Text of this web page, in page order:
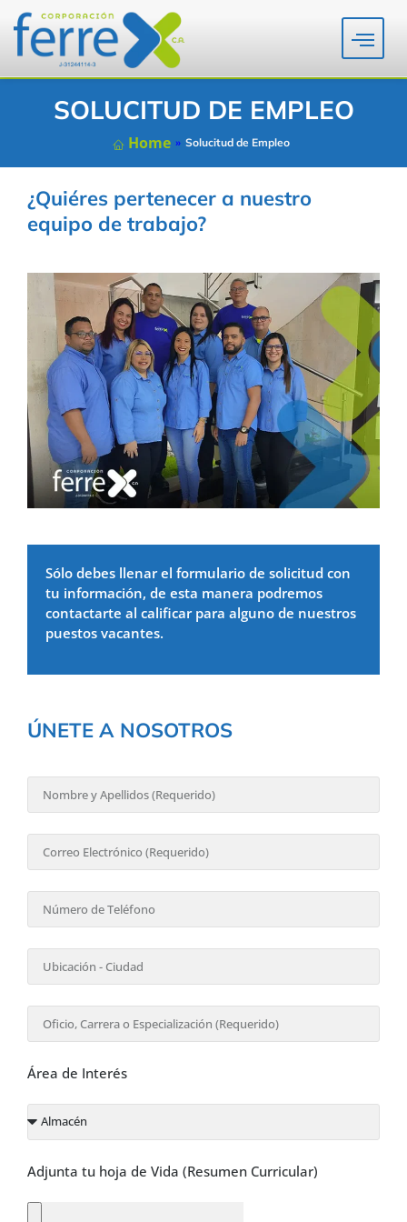
SOLUCITUD DE EMPLEO
Home » Solucitud de Empleo
ÚNETE A NOSOTROS
Área de Interés
Adjunta tu hoja de Vida (Resumen Curricular)
¿Quiéres pertenecer a nuestro
equipo de trabajo?
Sólo debes llenar el formulario de solicitud con
tu información, de esta manera podremos
contactarte al calificar para alguno de nuestros
puestos vacantes.